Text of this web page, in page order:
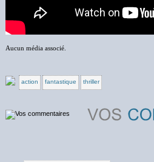
Aucun média associé.
action fantastique thriller